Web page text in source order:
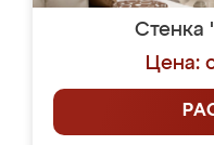
Стенка
Цена: